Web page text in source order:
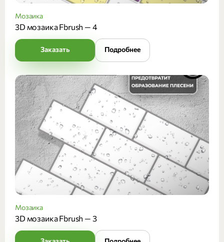
Мозаика
3D мозаика Fbrush — 4
Заказать Подробнее
Мозаика
3D мозаика Fbrush — 3